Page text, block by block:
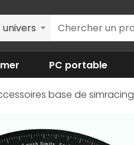
univers
PC portable
base de simracing